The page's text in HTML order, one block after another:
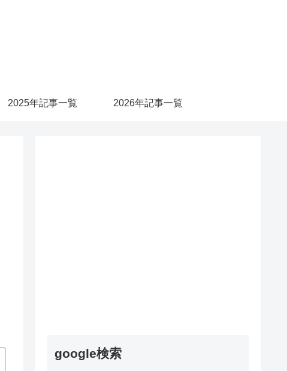
2025年記事一覧 2026年記事一覧
google検索